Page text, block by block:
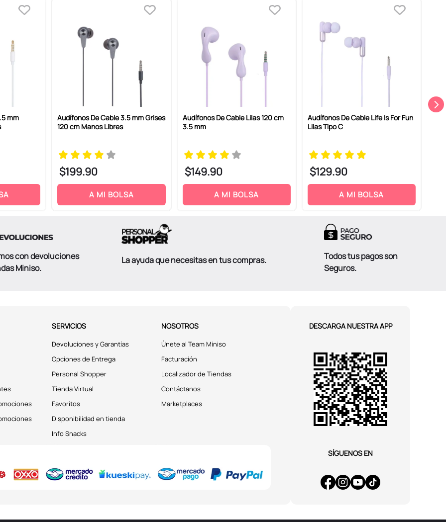
mm
Audífonos De Cable 3.5 mm Grises
120 cm Manos Libres
$199.90
A MI BOLSA
Audífonos De Cable Lilas 120 cm
3.5 mm
$149.90
A MI BOLSA
Audífonos De Cable Life Is For Fun
Lilas Tipo C
$129.90
A MI BOLSA
con devoluciones
Miniso.
La ayuda que necesitas en tus compras.
Todos tus pagos son
Seguros.
SERVICIOS
Devoluciones y Garantías
Opciones de Entrega
Personal Shopper
Tienda Virtual
Favoritos
Disponibilidad en tienda
Info Snacks
NOSOTROS
Únete al Team Miniso
Facturación
Localizador de Tiendas
Contáctanos
Marketplaces
DESCARGA NUESTRA APP
SÍGUENOS EN